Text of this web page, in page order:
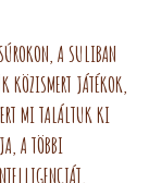
A SULIBAN
KÖZISMERT JÁTÉKOK,
MI TALÁLTUK KI
A TÖBBI